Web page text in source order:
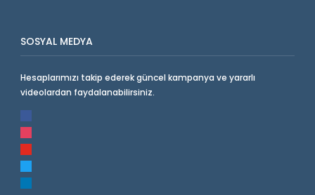
SOSYAL MEDYA
Hesaplarımızı takip ederek güncel kampanya ve yararlı
videolardan faydalanabilirsiniz.
facebook
instagram
youtube
twitter
linkedin